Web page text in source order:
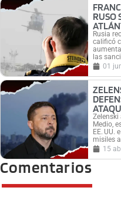
RUSO
Rusia
calificó
las
01
Zelenski
Medio,
EE. UU.
misiles
15
Comentarios